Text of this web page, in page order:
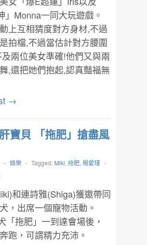
」Monna一同大玩遊戲。
上互相猜度對方身材,不過
拍檔,不過當估計對方腰圍
兩位美女準確!他們又與兩
,還把她們抱起,認真豔福無
→
寶貝 「拖肥」搶盡風
- 娛樂 - Tagged: Miki, 拖肥, 楊愛瑾 -
和連詩雅(Shiga)獲邀帶同
，出席一個寵物活動。
「拖肥」一到達會場後，
跑，可謂精力充沛。